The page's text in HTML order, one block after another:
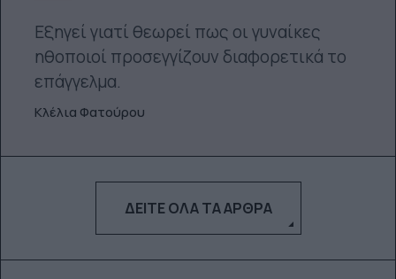
Εξηγεί γιατί θεωρεί πως οι γυναίκες
ηθοποιοί προσεγγίζουν διαφορετικά το
επάγγελμα.
Κλέλια Φατούρου
ΔΕΊΤΕ ΌΛΑ ΤΑ ΆΡΘΡΑ